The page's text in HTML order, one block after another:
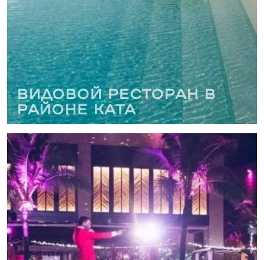
Видовой ресторан в
районе Ката